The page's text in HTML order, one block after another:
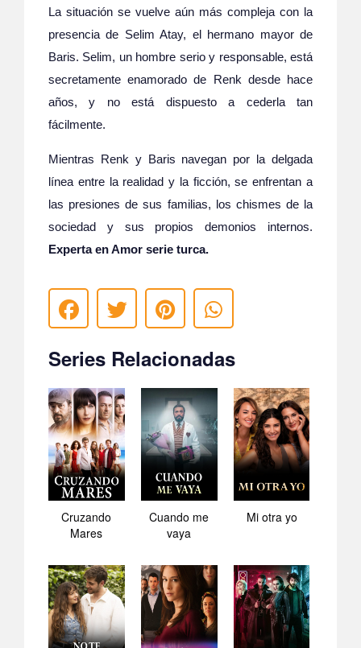
La situación se vuelve aún más compleja con la
presencia de Selim Atay, el hermano mayor de
Baris. Selim, un hombre serio y responsable, está
secretamente enamorado de Renk desde hace
años, y no está dispuesto a cederla tan
fácilmente.
Mientras Renk y Baris navegan por la delgada
línea entre la realidad y la ficción, se enfrentan a
las presiones de sus familias, los chismes de la
sociedad y sus propios demonios internos.
Experta en Amor serie turca.
Series Relacionadas
Cruzando
Mares
Cuando me
vaya
Mi otra yo